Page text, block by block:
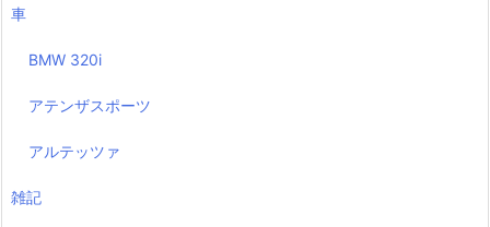
車
BMW 320i
アテンザスポーツ
アルテッツァ
雑記